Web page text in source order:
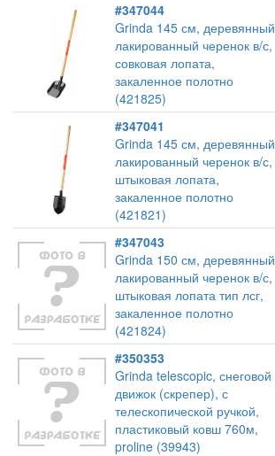
#347044
Grinda 145 см, деревянный
лакированный черенок в/с,
совковая лопата,
закаленное полотно
(421825)
#347041
Grinda 145 см, деревянный
лакированный черенок в/с,
штыковая лопата,
закаленное полотно
(421821)
#347043
Grinda 150 см, деревянный
лакированный черенок в/с,
штыковая лопата тип лсг,
закаленное полотно
(421824)
#350353
Grinda telescopic, снеговой
движок (скрепер), с
телескопической ручкой,
пластиковый ковш 760м,
proline (39943)